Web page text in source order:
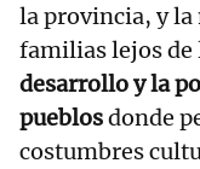
la provincia, y la
familias lejos de
desarrollo y la
pueblosdonde
costumbres